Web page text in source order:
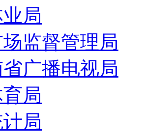
局
监督管理局
广播电视局
局
局